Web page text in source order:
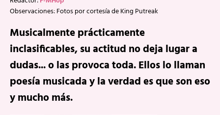
Observaciones: Fotos por cortesía de King Putreak
Musicalmente prácticamente
inclasificables, su actitud no deja lugar a
dudas... o las provoca toda. Ellos lo llaman
poesía musicada y la verdad es que son eso
y mucho más.